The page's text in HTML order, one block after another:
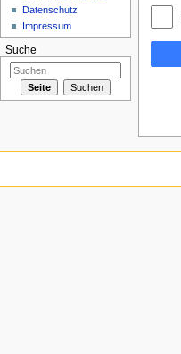
Datenschutz
Impressum
Suche